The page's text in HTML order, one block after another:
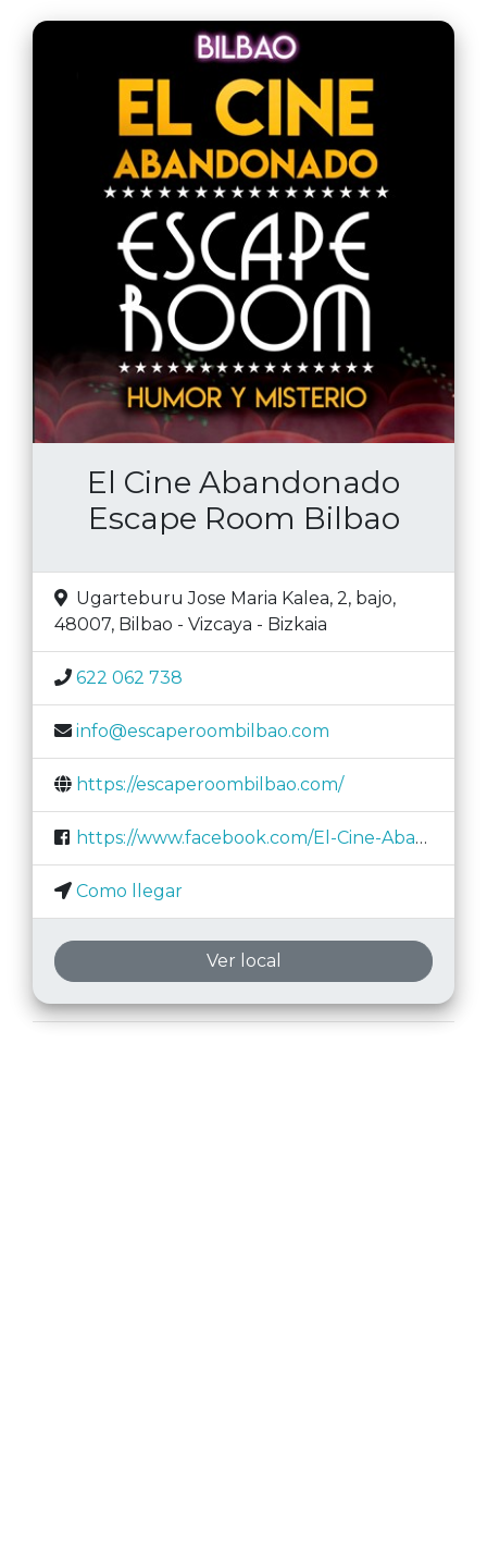
María Cruz Martín
Una pasada de sala. No paramos de reír
durante todo el tiempo q estuvimos en ella.El
grado de dificultad lo pedimos nosotros por ser
personas mayores,muy amablemente nos
atendieron.Estamos deseando repetir. Salimos
impresionadas de lo q vimos en todas las
salas.Una pasadaaa!!!
El Cine Abandonado
Escape Room Bilbao
Ugarteburu Jose Maria Kalea, 2, bajo,
48007, Bilbao - Vizcaya - Bizkaia
622 062 738
info@escaperoombilbao.com
https://escaperoombilbao.com/
https://www.facebook.com/El-Cine-Abandonado-Escape-Room-100916162338438
Como llegar
Ver local